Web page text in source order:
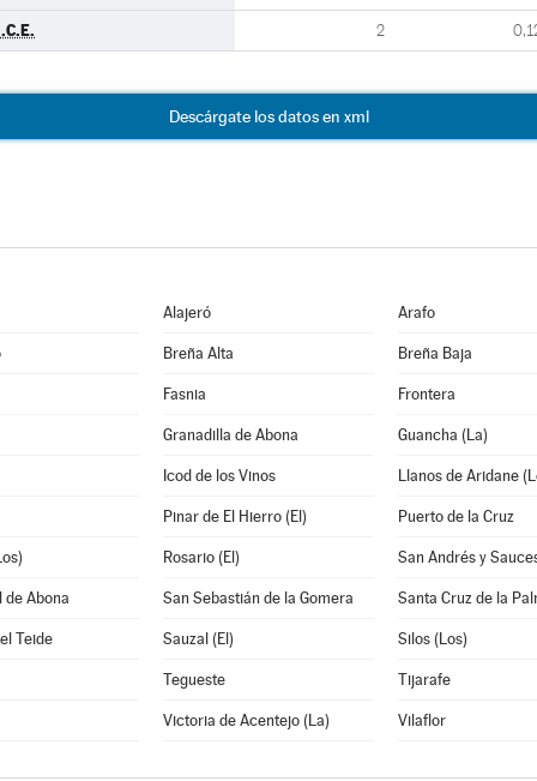
2
Descárgate los datos en xml
Alajeró Arafo
Breña Alta Breña Baja
Fasnia Frontera
Granadilla de Abona Guancha (La)
Icod de los Vinos Llanos de Aridane
Pinar de El Hierro (El) Puerto de la Cruz
Rosario (El) San Andrés y
de Abona San Sebastián de la Gomera Santa Cruz de la
Teide Sauzal (El) Silos (Los)
Tegueste Tijarafe
Victoria de Acentejo (La) Vilaflor